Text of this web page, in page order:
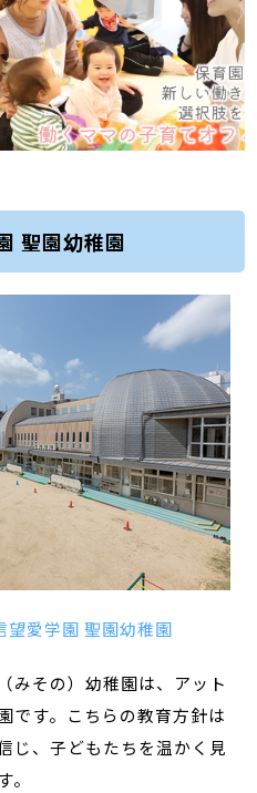
聖園幼稚園
望愛学園 聖園幼稚園
みその）幼稚園は、アット
です。こちらの教育方針は
じ、子どもたちを温かく見